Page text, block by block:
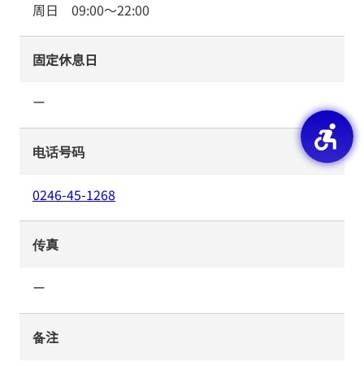
周日 09:00～22:00
固定休息日
ー
电话号码
0246-45-1268
传真
ー
备注